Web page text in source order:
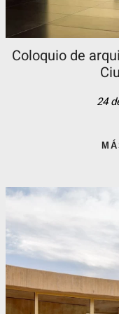
Coloquio de
24